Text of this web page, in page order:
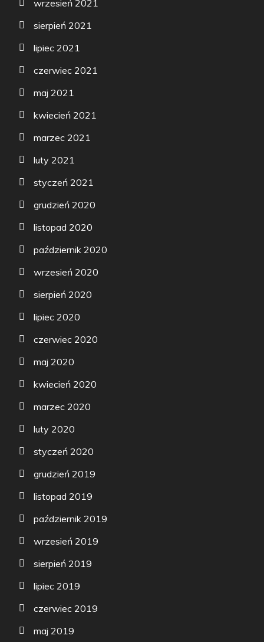
wrzesień 2021
sierpień 2021
lipiec 2021
czerwiec 2021
maj 2021
kwiecień 2021
marzec 2021
luty 2021
styczeń 2021
grudzień 2020
listopad 2020
październik 2020
wrzesień 2020
sierpień 2020
lipiec 2020
czerwiec 2020
maj 2020
kwiecień 2020
marzec 2020
luty 2020
styczeń 2020
grudzień 2019
listopad 2019
październik 2019
wrzesień 2019
sierpień 2019
lipiec 2019
czerwiec 2019
maj 2019